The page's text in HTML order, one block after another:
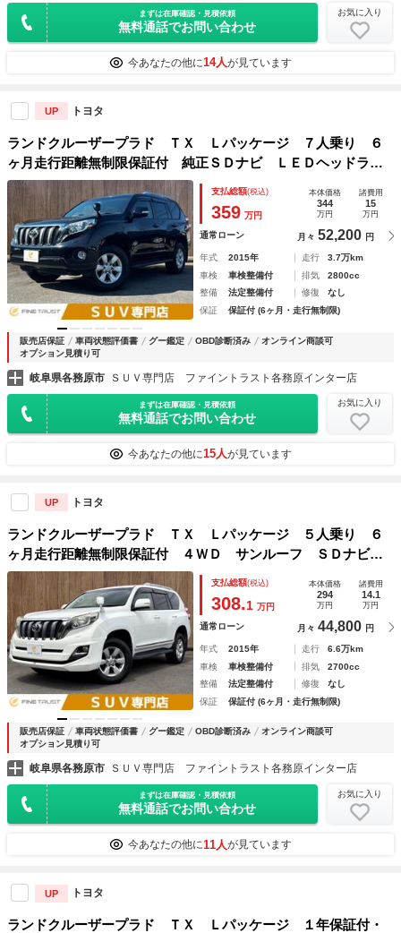
まずは在庫確認・見積依頼
無料通話でお問い合わせ
お気に入り
今あなたの他に14人が見ています
UP トヨタ
ランドクルーザープラド ＴＸ Ｌパッケージ ７人乗り ６
ヶ月走行距離無制限保証付 純正ＳＤナビ ＬＥＤヘッドライ
ト 禁煙車 Ｂカメラ ＥＴＣ クルーズコントロール Ｂｌ
ｕｅｔｏｏｔｈ シートヒーター 衝突軽減ブレーキ クリア
ランスソナー ４ＷＤ
支払総額(税込)
359 万円
本体価格
344
万円
諸費用
15
万円
通常ローン 月々 52,200 円
年式 2015年 走行
3.7万km
車検
車検整備付 排気
2800cc
整備
法定整備付 修復
なし
保証
保証付 (6ヶ月・走行無制限)
販売店保証 車両状態評価書 グー鑑定 OBD診断済み
オンライン商談可
オプション見積り可
岐阜県各務原市 ＳＵＶ専門店 ファイントラスト各務原インター店
まずは在庫確認・見積依頼
無料通話でお問い合わせ
お気に入り
今あなたの他に15人が見ています
UP トヨタ
ランドクルーザープラド ＴＸ Ｌパッケージ ５人乗り ６
ヶ月走行距離無制限保証付 ４ＷＤ サンルーフ ＳＤナビ
フルセグＴＶ 禁煙車 バックカメラ ＥＴＣ モデリスタフ
ルエアロ アイボリー本革シート クルーズコントロール Ｌ
ＥＤヘッドライト シートヒータ
支払総額(税込)
308.1 万円
本体価格
294
万円
諸費用
14.1
万円
通常ローン 月々 44,800 円
年式 2015年 走行
6.6万km
車検
車検整備付 排気
2700cc
整備
法定整備付 修復
なし
保証
保証付 (6ヶ月・走行無制限)
販売店保証 車両状態評価書 グー鑑定 OBD診断済み
オンライン商談可
オプション見積り可
岐阜県各務原市 ＳＵＶ専門店 ファイントラスト各務原インター店
まずは在庫確認・見積依頼
無料通話でお問い合わせ
お気に入り
今あなたの他に11人が見ています
UP トヨタ
ランドクルーザープラド ＴＸ Ｌパッケージ １年保証付・